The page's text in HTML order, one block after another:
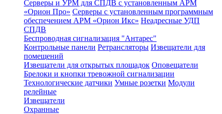
Серверы и УРМ для СПДВ с установленным АРМ
«Орион Про» Серверы с установленным программным
обеспечением АРМ «Орион Икс» Неадресные УДП
СПДВ
Беспроводная сигнализация "Антарес"
Контрольные панели Ретрансляторы Извещатели для
помещений
Извещатели для открытых площадок Оповещатели
Брелоки и кнопки тревожной сигнализации
Технологические датчики Умные розетки Модули
релейные
Извещатели
Охранные